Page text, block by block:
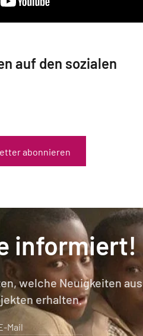
auf den sozialen
abonnieren
informiert!
welche Neuigkeiten aus
erhalten.
Mail